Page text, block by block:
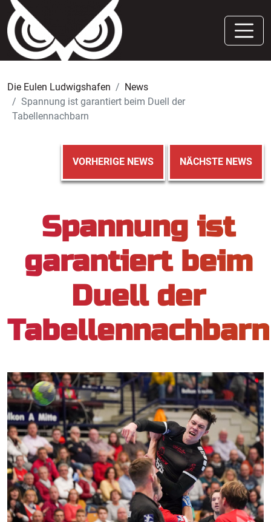
Die Eulen Ludwigshafen
News
Spannung ist garantiert beim Duell der
Tabellennachbarn
VORHERIGE NEWS NÄCHSTE NEWS
Spannung ist
garantiert beim
Duell der
Tabellennachbarn